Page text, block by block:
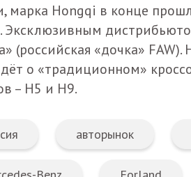
марка Hongqi в конце
. Эксклюзивным
(российская «дочка»
о «традиционном»
– H5 и H9.
авторынок